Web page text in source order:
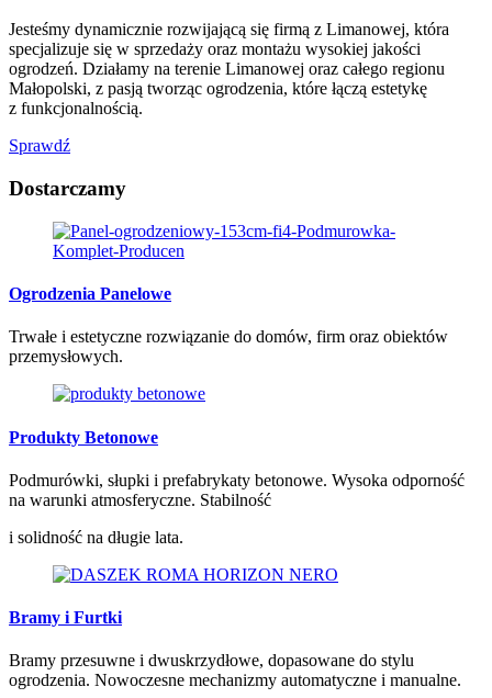
Jesteśmy dynamicznie rozwijającą się firmą z Limanowej, która
specjalizuje się w sprzedaży oraz montażu wysokiej jakości
ogrodzeń. Działamy na terenie Limanowej oraz całego regionu
Małopolski, z pasją tworząc ogrodzenia, które łączą estetykę
z funkcjonalnością.
Sprawdź
Dostarczamy
Ogrodzenia Panelowe
Trwałe i estetyczne rozwiązanie do domów, firm oraz obiektów
przemysłowych.
Produkty Betonowe
Podmurówki, słupki i prefabrykaty betonowe. Wysoka odporność
na warunki atmosferyczne. Stabilność
i solidność na długie lata.
Bramy i Furtki
Bramy przesuwne i dwuskrzydłowe, dopasowane do stylu
ogrodzenia. Nowoczesne mechanizmy automatyczne i manualne.